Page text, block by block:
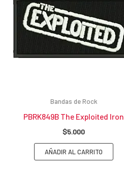
Bandas de Rock
PBRK849B The Exploited Iron
$5.000
AÑADIR AL CARRITO